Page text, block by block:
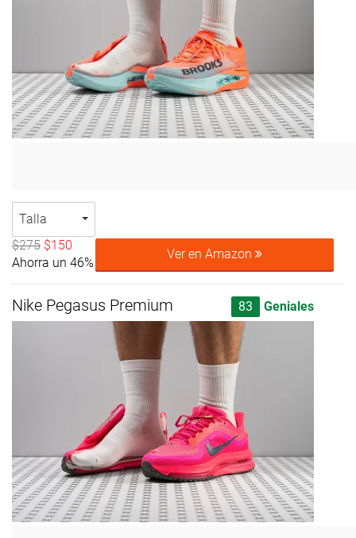
Talla
$275 $150
Ahorra un 46%
Ver en Amazon
Nike Pegasus Premium 83 Geniales